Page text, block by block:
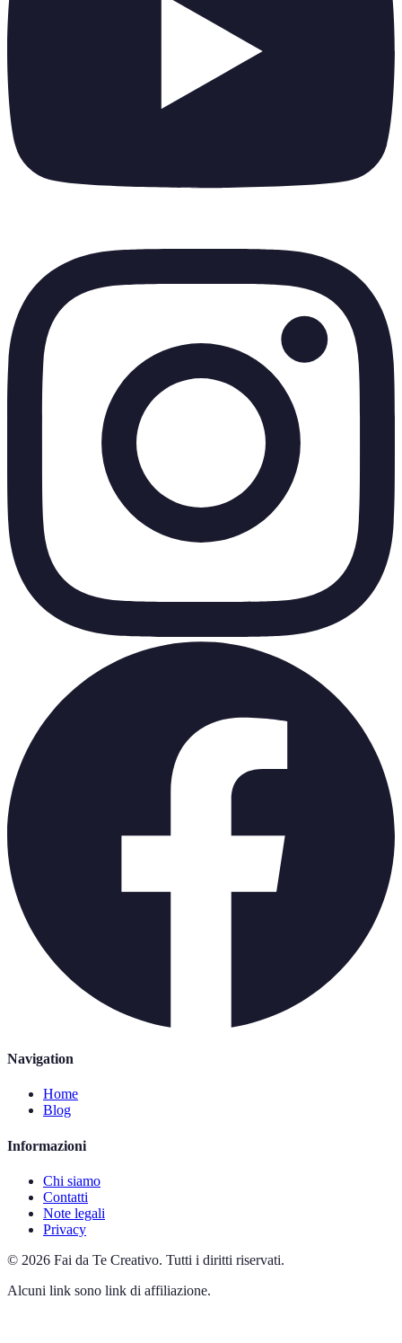
Navigation
Home
Blog
Informazioni
Chi siamo
Contatti
Note legali
Privacy
© 2026 Fai da Te Creativo. Tutti i diritti riservati.
Alcuni link sono link di affiliazione.